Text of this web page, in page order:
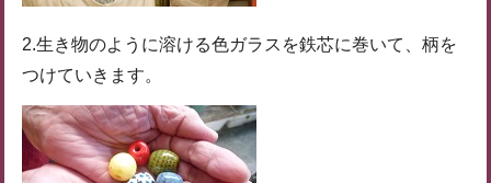
2.生き物のように溶ける色ガラスを鉄芯に巻いて、柄を
つけていきます。